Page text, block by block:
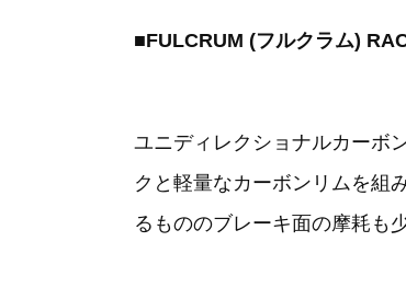
■FULCRUM (フルクラム)
ユニディレクショナルカーボ
クと軽量なカーボンリムを組
るもののブレーキ面の摩耗も